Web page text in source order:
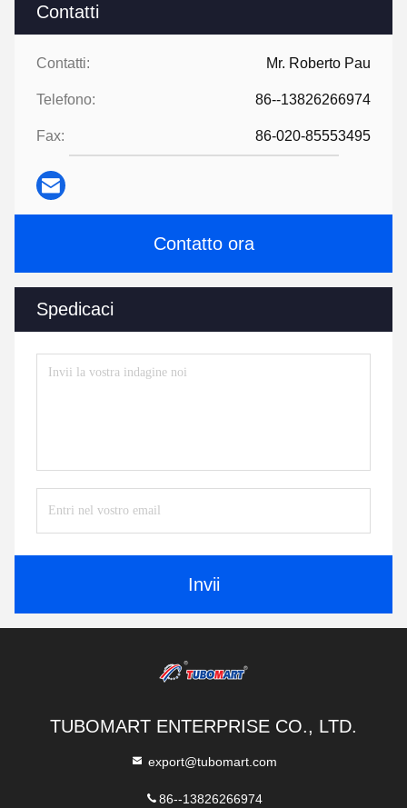
Contatti
Contatti: Mr. Roberto Pau
Telefono: 86--13826266974
Fax: 86-020-85553495
Contatto ora
Spedicaci
Invii
TUBOMART ENTERPRISE CO., LTD.
export@tubomart.com
86--13826266974